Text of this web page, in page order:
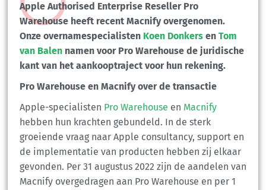
Apple Authorised Enterprise Reseller Pro
Warehouse heeft recent Macnify overgenomen.
Onze overnamespecialisten Koen Donkers en Tom
van Balen namen voor Pro Warehouse de juridische
kant van het aankooptraject voor hun rekening.
Pro Warehouse en Macnify over de transactie
Apple-specialisten Pro Warehouse en Macnify
hebben hun krachten gebundeld. In de sterk
groeiende vraag naar Apple consultancy, support en
de implementatie van producten hebben zij elkaar
gevonden. Per 31 augustus 2022 zijn de aandelen van
Macnify overgedragen aan Pro Warehouse en per 1